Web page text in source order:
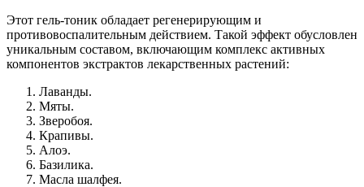
Этот гель-тоник обладает регенерирующим и
противовоспалительным действием. Такой эффект обусловлен
уникальным составом, включающим комплекс активных
компонентов экстрактов лекарственных растений:
Лаванды.
Мяты.
Зверобоя.
Крапивы.
Алоэ.
Базилика.
Масла шалфея.